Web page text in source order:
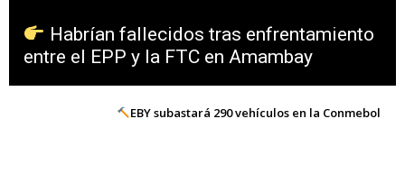
Habrían fallecidos tras enfrentamiento
entre el EPP y la FTC en Amambay
EBY subastará 290 vehículos en la Conmebol